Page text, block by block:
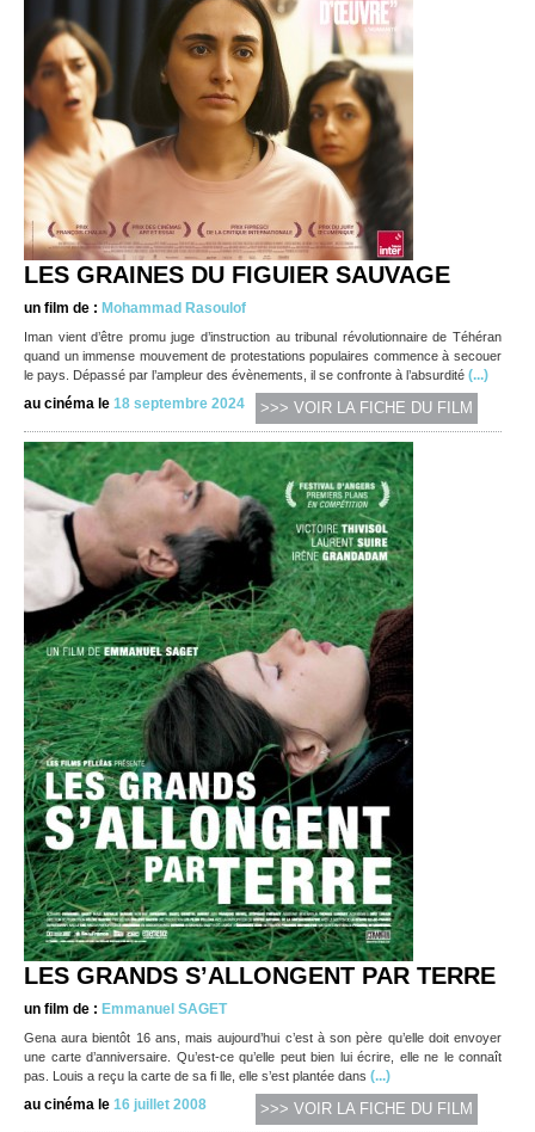
LES GRAINES DU FIGUIER SAUVAGE
un film de : Mohammad Rasoulof
Iman vient d’être promu juge d’instruction au tribunal révolutionnaire de Téhéran
quand un immense mouvement de protestations populaires commence à secouer
le pays. Dépassé par l’ampleur des évènements, il se confronte à l’absurdité (...)
au cinéma le 18 septembre 2024 >>> VOIR LA FICHE DU FILM
LES GRANDS S’ALLONGENT PAR TERRE
un film de : Emmanuel SAGET
Gena aura bientôt 16 ans, mais aujourd’hui c’est à son père qu’elle doit envoyer
une carte d’anniversaire. Qu’est-ce qu’elle peut bien lui écrire, elle ne le connaît
pas. Louis a reçu la carte de sa fi lle, elle s’est plantée dans (...)
au cinéma le 16 juillet 2008 >>> VOIR LA FICHE DU FILM